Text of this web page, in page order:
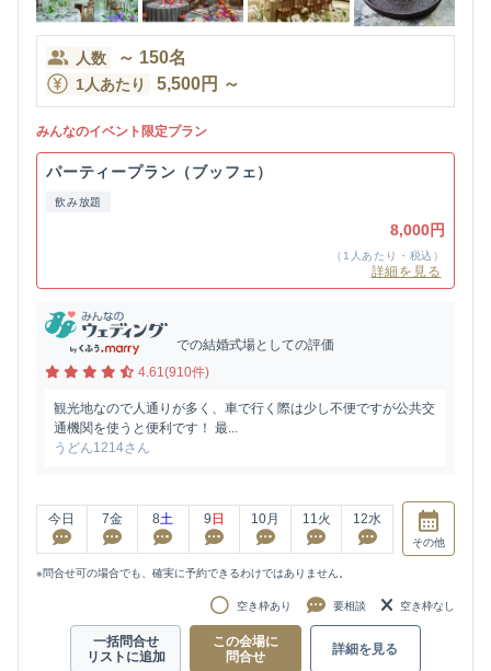
人数 ～ 150名
1人あたり 5,500円 ～
みんなのイベント限定プラン
パーティープラン（ブッフェ）
飲み放題
8,000円
（1人あたり・税込）
詳細を見る
での結婚式場としての評価
4.61(910件)
観光地なので人通りが多く、車で行く際は少し不便ですが公共交
通機関を使うと便利です！ 最...
うどん1214さん
今日 7金 8土 9 日 10月 11 火 12水
その他
※問合せ可の場合でも、確実に予約できるわけではありません。
空き枠あり 要相談 空き枠なし
一括問合せ
リストに追加
この会場に
問合せ
詳細を見る